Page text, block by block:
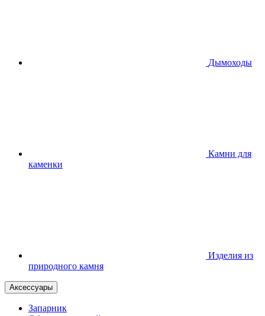
Дымоходы
Камни для
каменки
Изделия из
природного камня
Аксессуары
Запарник